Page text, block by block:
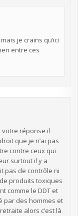
je crains qu’ici
entre ces
votre réponse il
que je n’ai pas
contre ceux qui
surtout il y a
pas de contrôle ni
produits toxiques
comme le DDT et
par des hommes et
alors c’est là